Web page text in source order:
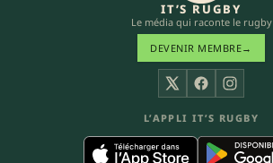
IT’S RUGBY
Le média qui raconte le rugby
DEVENIR MEMBRE→
X FacebookInstagram
L’APPLI IT’S RUGBY